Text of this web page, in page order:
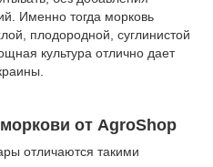
Именно тогда морковь
плодородной, суглинистой
культура отлично дает
от AgroShop
отличаются такими